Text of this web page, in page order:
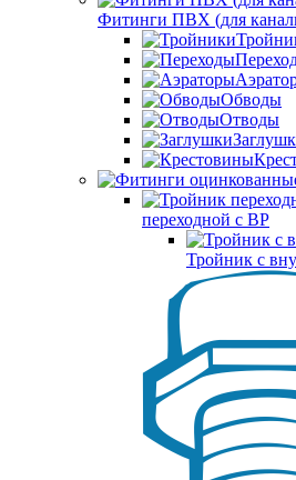
Фитинги ПВХ (для
Обводы
Отводы
переходной с ВР
Тройник с